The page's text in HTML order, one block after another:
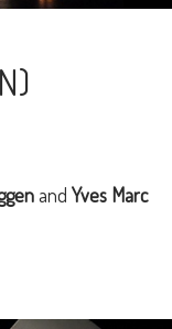
and Yves Marc